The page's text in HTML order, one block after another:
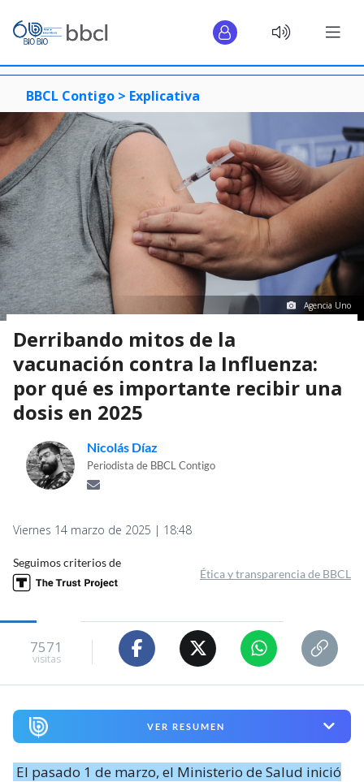
BBCL Contigo > Explicativa
Agencia Uno
Derribando mitos de la
vacunación contra la Influenza:
por qué es importante recibir una
dosis en 2025
Nicolás Díaz
Periodista de BBCL Contigo
Viernes 14 marzo de 2025 | 18:48
Seguimos criterios de
Ética y transparencia de BBCL
7571
visitas
VER RESUMEN
El pasado 1 de marzo, el Ministerio de Salud inició